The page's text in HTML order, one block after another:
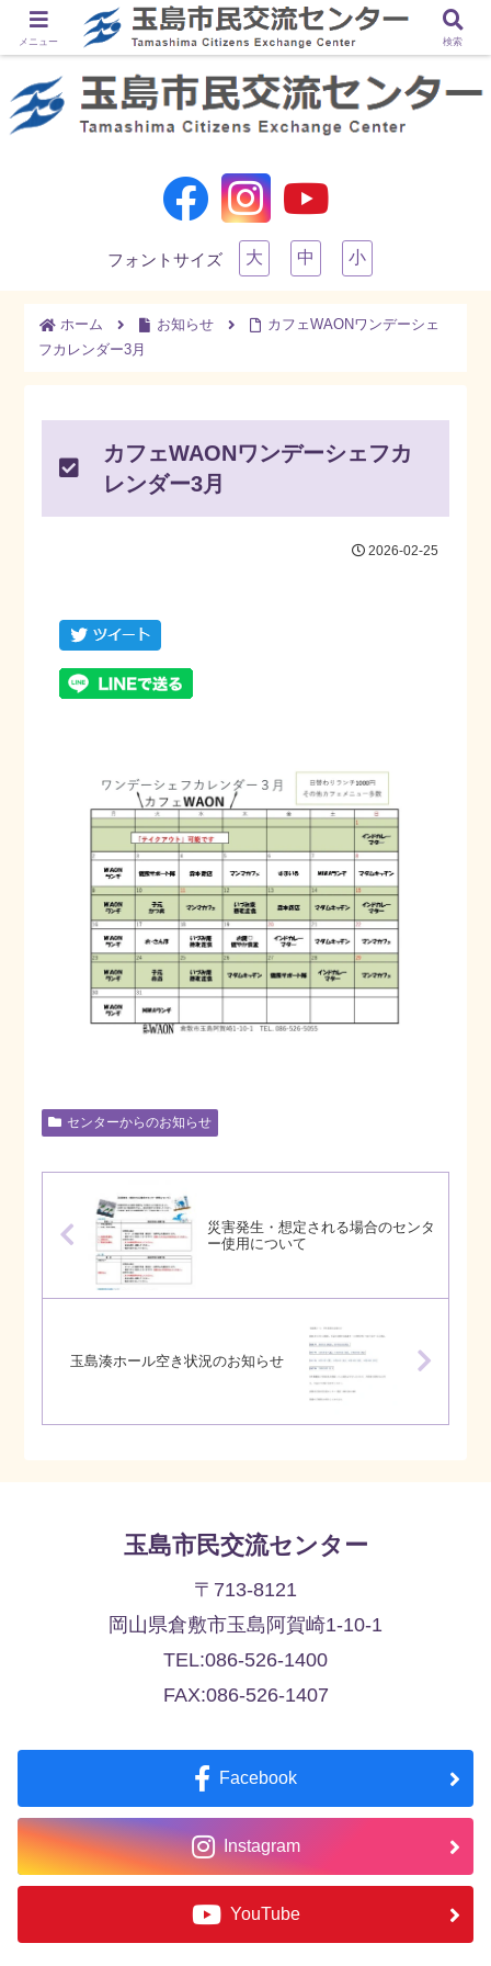
フォントサイズ 大 中 小
ホーム お知らせ
カフェWAONワンデーシェ
フカレンダー3月
カフェWAONワンデーシェフカ
レンダー3月
2026-02-25
センターからのお知らせ
災害発生・想定される場合のセンタ
ー使用について
玉島湊ホール空き状況のお知らせ
玉島市民交流センター
〒713-8121
岡山県倉敷市玉島阿賀崎1-10-1
TEL:086-526-1400
FAX:086-526-1407
Facebook
Instagram
YouTube
メニュー 検索